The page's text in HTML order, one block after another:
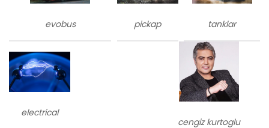
evobus pickap tanklar
electrical
cengiz kurtoglu